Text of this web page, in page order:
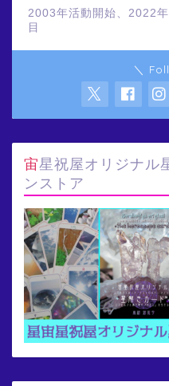
2003年活動開始、2022
目
＼
宙星祝屋オリジナル星解きカード® オンライ
ンストア